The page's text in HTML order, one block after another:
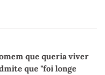
que queria viver
que "foi longe